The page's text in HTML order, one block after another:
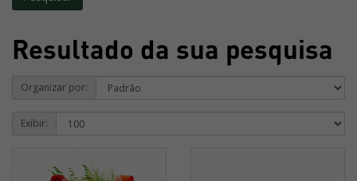
Resultado da sua pesquisa
Organizar por:
Exibir: